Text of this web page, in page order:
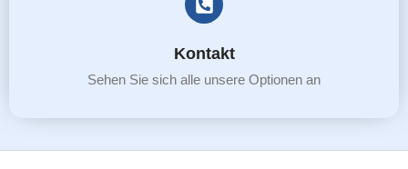
Kontakt
Sehen Sie sich alle unsere Optionen an